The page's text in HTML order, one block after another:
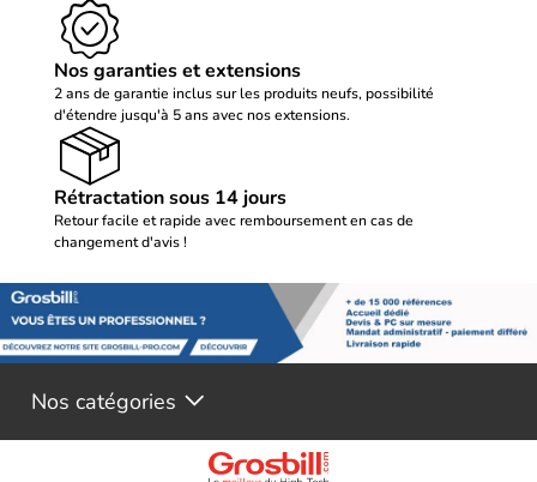
Nos garanties et extensions
2 ans de garantie inclus sur les produits neufs, possibilité
d'étendre jusqu'à 5 ans avec nos extensions.
Rétractation sous 14 jours
Retour facile et rapide avec remboursement en cas de
changement d'avis !
Nos catégories